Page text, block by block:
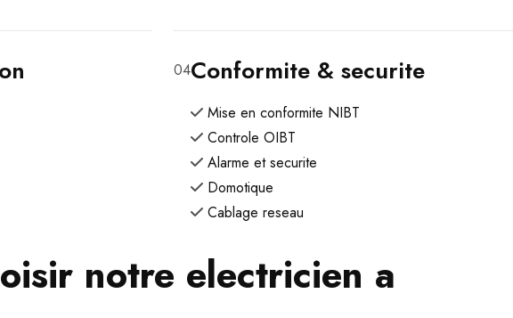
04Conformite & securite
Mise en conformite NIBT
Controle OIBT
Alarme et securite
Domotique
Cablage reseau
notre electricien a